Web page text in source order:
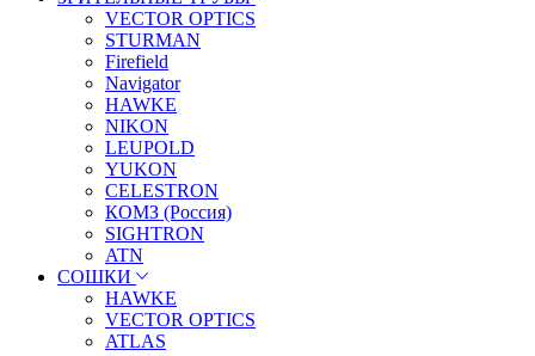
VECTOR OPTICS
STURMAN
Firefield
Navigator
HAWKE
NIKON
LEUPOLD
YUKON
CELESTRON
КОМЗ (Россия)
SIGHTRON
ATN
СОШКИ
HAWKE
VECTOR OPTICS
ATLAS